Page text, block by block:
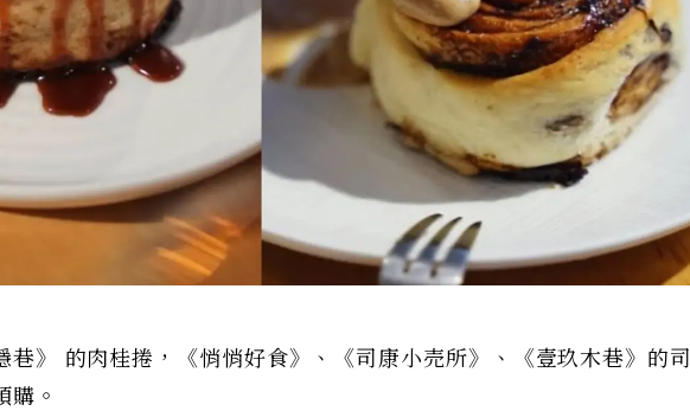
巷》 的肉桂捲，《悄悄好食》、《司康小売所》、《壹玖木巷》的
購。